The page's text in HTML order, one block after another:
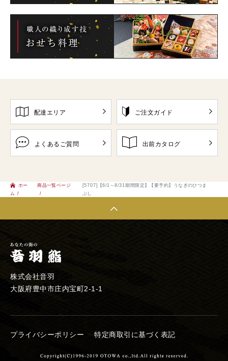
配達エリア ご注文ガイド
よくあるご質問 出前カタログ
ホー
ム
商品一覧ページ
[5707]【6/1～8/31期間限定】【要予約】うなぎのひつま
ぶし
株式会社音羽
大阪府豊中市庄内宝町2-1-1
プライバシーポリシー 特定商取引に基づく表記